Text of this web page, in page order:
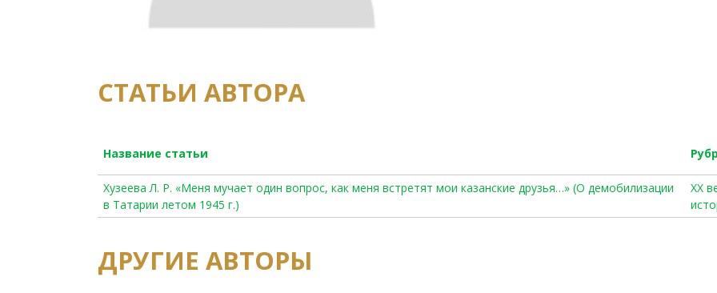
СТАТЬИ АВТОРА
Название статьи
Хузеева Л. Р. «Меня мучает один вопрос, как меня встретят мои казанские друзья…» (О демобилизации
в Татарии летом 1945 г.)
ХХ
ДРУГИЕ АВТОРЫ